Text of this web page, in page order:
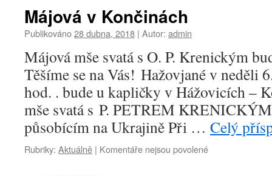
Májová v Končinách
Publikováno28 dubna, 2018 | Autor: admin
Májová mše svatá s O. P. Krenickým
Těšíme se na Vás! Hažovjané v neděli
hod. . bude u kapličky v Hážovicích –
mše svatá s P. PETREM
působícím na Ukrajině Při … Celý
Rubriky: Aktuálně | Komentáře nejsou povolenéu